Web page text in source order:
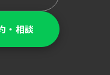
・相談